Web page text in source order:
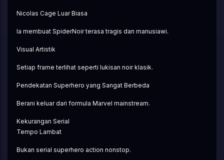
Nicolas Cage Luar Biasa
Ia membuat SpiderNoir terasa tragis dan manusiawi.
Visual Artistik
Setiap frame terlihat seperti lukisan noir klasik.
Pendekatan Superhero yang Sangat Berbeda
Berani keluar dari formula Marvel mainstream.
Kekurangan Serial
Tempo Lambat
Bukan serial superhero action nonstop.